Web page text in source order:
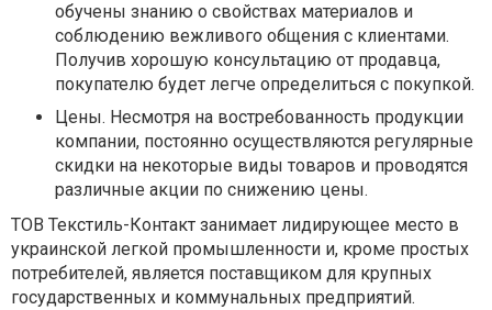
обучены знанию о свойствах материалов и
соблюдению вежливого общения с клиентами.
Получив хорошую консультацию от продавца,
покупателю будет легче определиться с покупкой.
Цены. Несмотря на востребованность продукции
компании, постоянно осуществляются регулярные
скидки на некоторые виды товаров и проводятся
различные акции по снижению цены.
ТОВ Текстиль-Контакт занимает лидирующее место в
украинской легкой промышленности и, кроме простых
потребителей, является поставщиком для крупных
государственных и коммунальных предприятий.